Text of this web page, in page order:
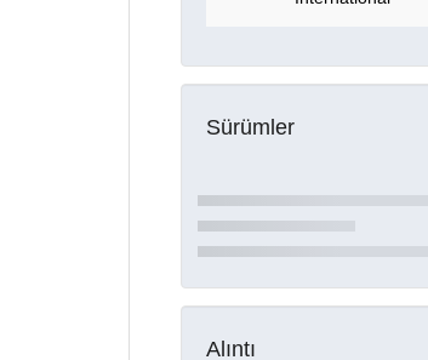
Sürümler
Alıntı